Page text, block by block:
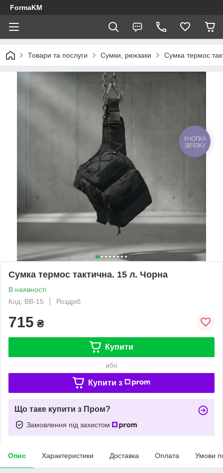
FormaKM
Товари та послуги Сумки, рюкзаки Сумка термос
Сумка термос тактична. 15 л. Чорна
В наявності
Код: BB-15
Роздріб
715 ₴
Купити
або
Купити з
Що таке купити з Пром?
Замовлення під захистом
Опис Характеристики Доставка Оплата Умови
КНОПКА
ЗВ'ЯЗКУ